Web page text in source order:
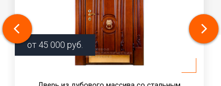
от 45 000 руб.